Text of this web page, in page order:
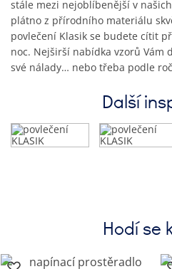
stále mezi nejoblíbenější v
plátno z přírodního materiálu
povlečení Klasik se budete cítit
noc. Nejširší nabídka vzorů Vám
své nálady… nebo třeba podle
Další
Hodí se